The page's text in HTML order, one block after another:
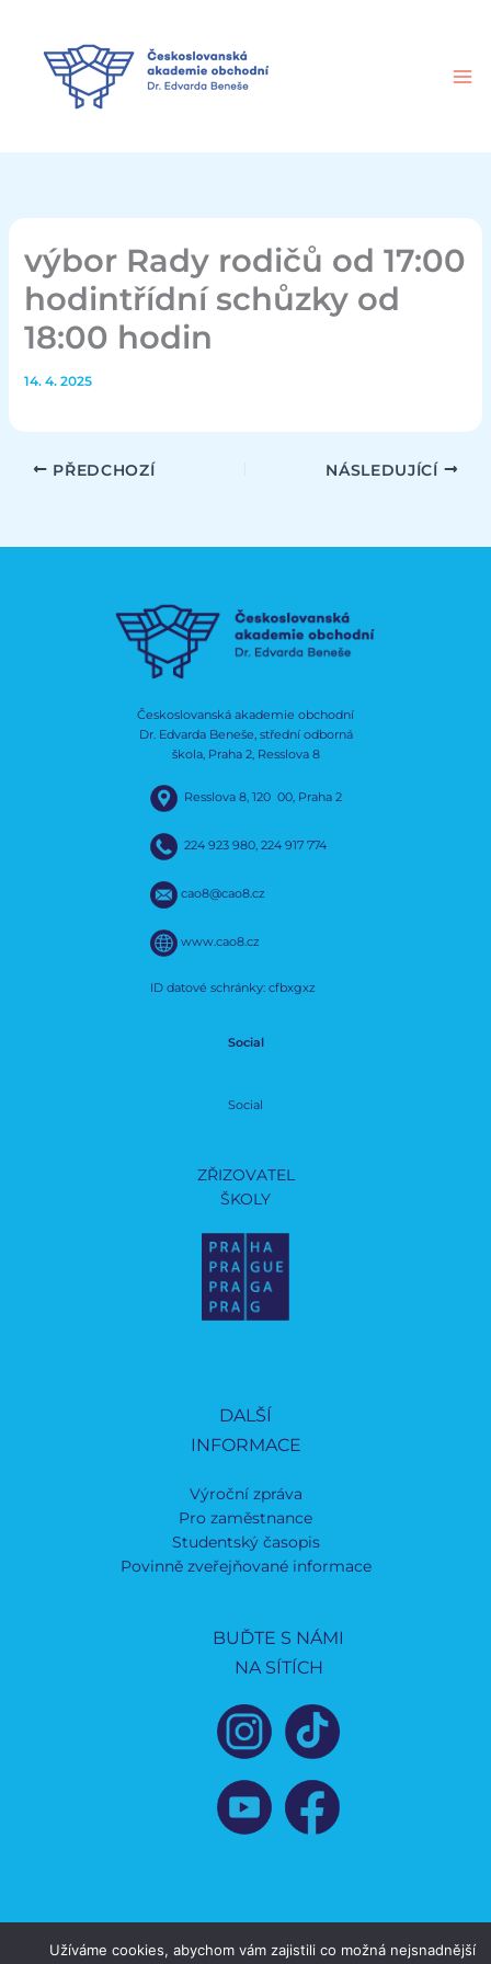
obsah
výbor Rady rodičů od 17:00
hodintřídní schůzky od
18:00 hodin
14. 4. 2025
PŘEDCHOZÍ NÁSLEDUJÍCÍ
Českoslovanská akademie obchodní
Dr. Edvarda Beneše, střední odborná
škola, Praha 2, Resslova 8
Resslova 8, 120 00, Praha 2
224 923 980, 224 917 774
cao8@cao8.cz
www.cao8.cz
ID datové schránky: cfbxgxz
Social
Social
ZŘIZOVATEL
ŠKOLY
DALŠÍ
INFORMACE
Výroční zpráva
Pro zaměstnance
Studentský časopis
Povinně zveřejňované informace
BUĎTE S NÁMI
NA SÍTÍCH
Užíváme cookies, abychom vám zajistili co možná nejsnadnější